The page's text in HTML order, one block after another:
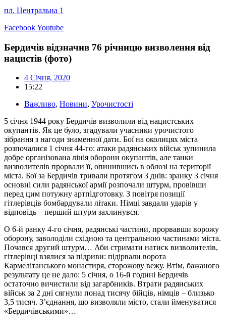
пл. Центральна 1
FacebookYoutube
Бердичів відзначив 76 річницю визволення від
нацистів (фото)
4 Січня, 2020
15:22
Важливо, Новини, Урочистості
5 січня 1944 року Бердичів визволили від нацистських
окупантів. Як це було, згадували учасники урочистого
зібрання з нагоди знаменної дати. Бої на околицях міста
розпочалися 1 січня 44-го: атаки радянських військ зупинила
добре організована лінія оборони окупантів, але танки
визволителів прорвали її, опинившись в облозі на території
міста. Бої за Бердичів тривали протягом 3 днів: зранку 3 січня
основні сили радянської армії розпочали штурм, провівши
перед цим потужну артпідготовку. З повітря позиції
гітлерівців бомбардували літаки. Німці завдали ударів у
відповідь – перший штурм захлинувся.
О 6-й ранку 4-го січня, радянські частини, прорвавши ворожу
оборону, заволоділи східною та центральною частинами міста.
Почався другий штурм… Аби стримати натиск визволителів,
гітлерівці взялися за підриви: підірвали ворота
Кармелітанського монастиря, сторожову вежу. Втім, бажаного
результату це не дало: 5 січня, о 16-й годині Бердичів
остаточно вичистили від загарбників. Втрати радянських
військ за 2 дні сягнули понад тисячу бійців, німців – близько
3,5 тисяч. З’єднання, що визволяли місто, стали йменуватися
«Бердичівськими»…